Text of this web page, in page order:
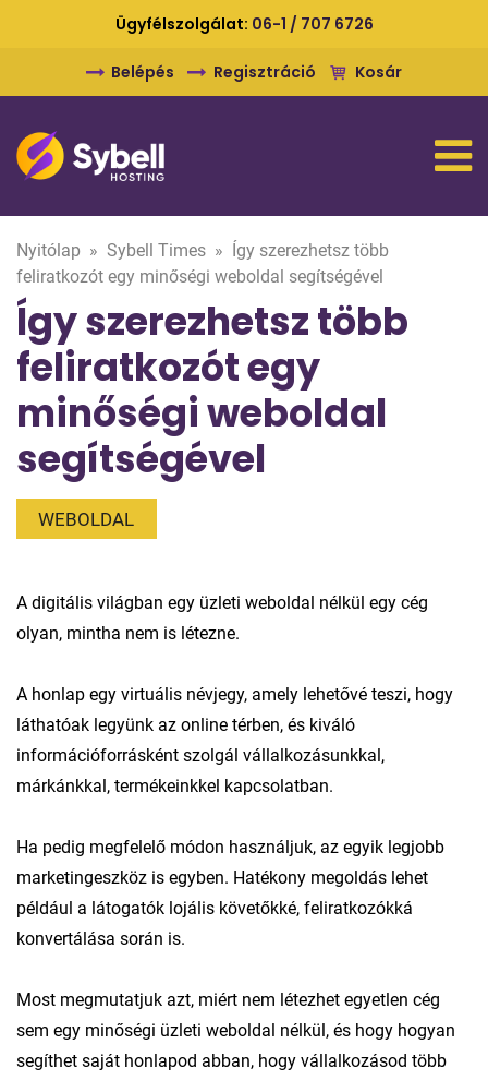
Ügyfélszolgálat: 06-1 / 707 6726
Belépés Regisztráció Kosár
Nyitólap » Sybell Times »
Így szerezhetsz több
feliratkozót egy minőségi weboldal segítségével
Így szerezhetsz több
feliratkozót egy
minőségi weboldal
segítségével
WEBOLDAL
A digitális világban egy üzleti weboldal nélkül egy cég
olyan, mintha nem is létezne.
A honlap egy virtuális névjegy, amely lehetővé teszi, hogy
láthatóak legyünk az online térben, és kiváló
információforrásként szolgál vállalkozásunkkal,
márkánkkal, termékeinkkel kapcsolatban.
Ha pedig megfelelő módon használjuk, az egyik legjobb
marketingeszköz is egyben. Hatékony megoldás lehet
például a látogatók lojális követőkké, feliratkozókká
konvertálása során is.
Most megmutatjuk azt, miért nem létezhet egyetlen cég
sem egy minőségi üzleti weboldal nélkül, és hogy hogyan
segíthet saját honlapod abban, hogy vállalkozásod több